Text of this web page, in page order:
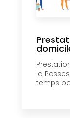
la
temps